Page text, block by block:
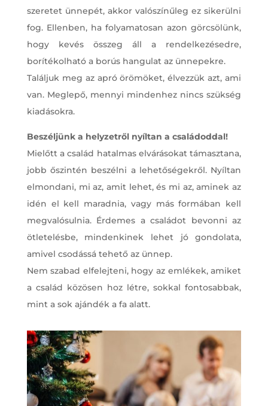
szeretet ünnepét, akkor valószínűleg ez sikerülni
fog. Ellenben, ha folyamatosan azon görcsölünk,
hogy kevés összeg áll a rendelkezésedre,
borítékolható a borús hangulat az ünnepekre.
Találjuk meg az apró örömöket, élvezzük azt, ami
van. Meglepő, mennyi mindenhez nincs szükség
kiadásokra.
Beszéljünk a helyzetről nyíltan a családoddal!
Mielőtt a család hatalmas elvárásokat támasztana,
jobb őszintén beszélni a lehetőségekről. Nyíltan
elmondani, mi az, amit lehet, és mi az, aminek az
idén el kell maradnia, vagy más formában kell
megvalósulnia. Érdemes a családot bevonni az
ötletelésbe, mindenkinek lehet jó gondolata,
amivel csodássá tehető az ünnep.
Nem szabad elfelejteni, hogy az emlékek, amiket
a család közösen hoz létre, sokkal fontosabbak,
mint a sok ajándék a fa alatt.